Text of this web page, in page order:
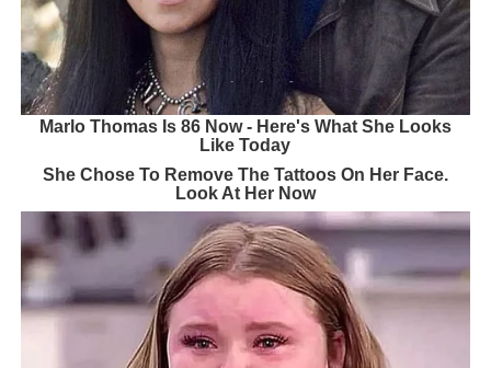
Marlo Thomas Is 86 Now - Here's What She Looks
Like Today
She Chose To Remove The Tattoos On Her Face.
Look At Her Now